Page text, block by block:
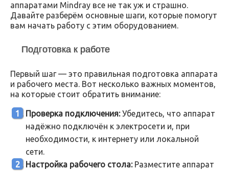
аппаратами Mindray все не так уж и страшно.
Давайте разберём основные шаги, которые помогут
вам начать работу с этим оборудованием.
Подготовка к работе
Первый шаг — это правильная подготовка аппарата
и рабочего места. Вот несколько важных моментов,
на которые стоит обратить внимание:
Проверка подключения:Убедитесь, что аппарат
надёжно подключён к электросети и, при
необходимости, к интернету или локальной
сети.
Настройка рабочего стола:Разместите аппарат